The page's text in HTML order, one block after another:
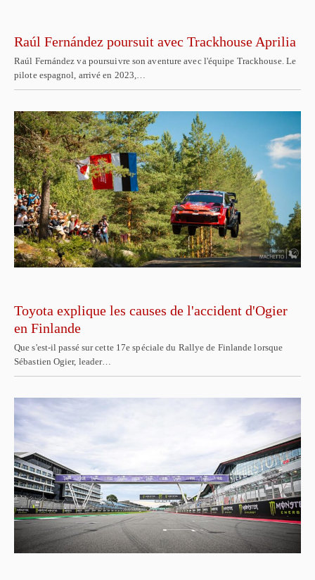
Raúl Fernández poursuit avec Trackhouse Aprilia
Raúl Fernández va poursuivre son aventure avec l'équipe Trackhouse. Le
pilote espagnol, arrivé en 2023,…
Toyota explique les causes de l'accident d'Ogier
en Finlande
Que s'est-il passé sur cette 17e spéciale du Rallye de Finlande lorsque
Sébastien Ogier, leader…